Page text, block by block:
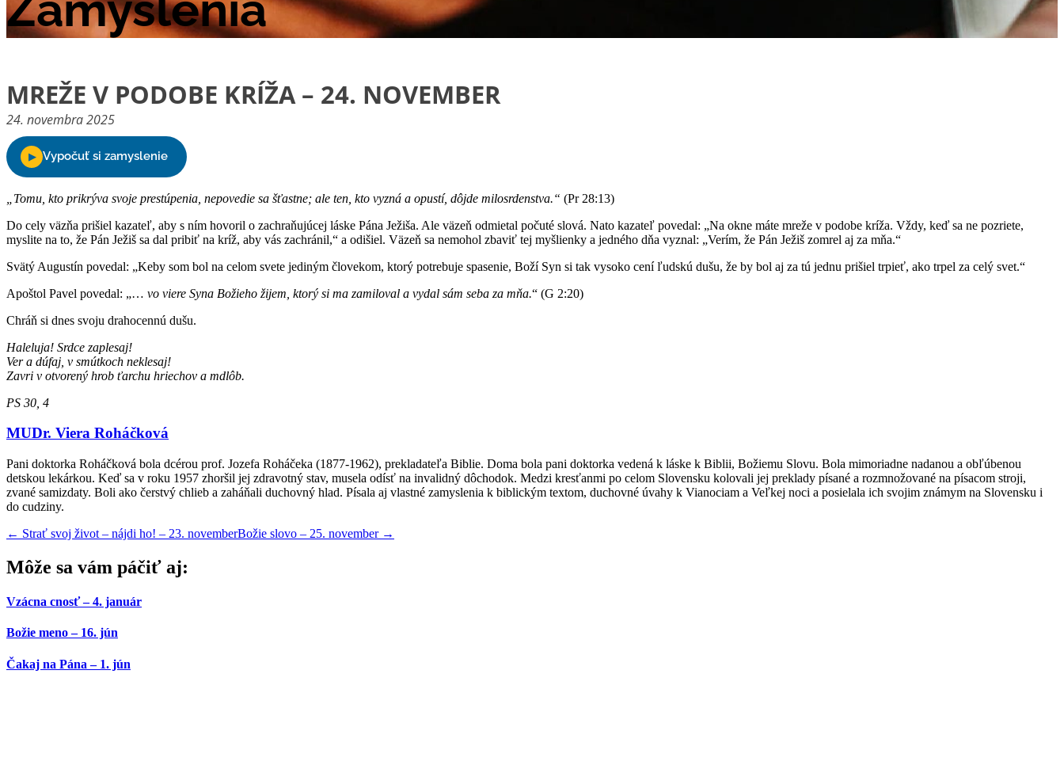
MREŽE V PODOBE KRÍŽA – 24. NOVEMBER
24. novembra 2025
„Tomu, kto prikrýva svoje prestúpenia, nepovedie sa šťastne; ale ten, kto vyzná a opustí, dôjde milosrdenstva.“ (Pr 28:13)
Do cely väzňa prišiel kazateľ, aby s ním hovoril o zachraňujúcej láske Pána Ježiša. Ale väzeň odmietal počuté slová. Nato kazateľ povedal: „Na okne máte mreže v podobe kríža. Vždy, keď sa ne pozriete,
myslite na to, že Pán Ježiš sa dal pribiť na kríž, aby vás zachránil,“ a odišiel. Väzeň sa nemohol zbaviť tej myšlienky a jedného dňa vyznal: „Verím, že Pán Ježiš zomrel aj za mňa.“
Svätý Augustín povedal: „Keby som bol na celom svete jediným človekom, ktorý potrebuje spasenie, Boží Syn si tak vysoko cení ľudskú dušu, že by bol aj za tú jednu prišiel trpieť, ako trpel za celý svet.“
Apoštol Pavel povedal: „… vo viere Syna Božieho žijem, ktorý si ma zamiloval a vydal sám seba za mňa.“ (G 2:20)
Chráň si dnes svoju drahocennú dušu.
Haleluja! Srdce zaplesaj!
Ver a dúfaj, v smútkoch neklesaj!
Zavri v otvorený hrob ťarchu hriechov a mdlôb.
PS 30, 4
MUDr. Viera Roháčková
Pani doktorka Roháčková bola dcérou prof. Jozefa Roháčeka (1877-1962), prekladateľa Biblie. Doma bola pani doktorka vedená k láske k Biblii, Božiemu Slovu. Bola mimoriadne nadanou a obľúbenou
detskou lekárkou. Keď sa v roku 1957 zhoršil jej zdravotný stav, musela odísť na invalidný dôchodok. Medzi kresťanmi po celom Slovensku kolovali jej preklady písané a rozmnožované na písacom stroji,
zvané samizdaty. Boli ako čerstvý chlieb a zaháňali duchovný hlad. Písala aj vlastné zamyslenia k biblickým textom, duchovné úvahy k Vianociam a Veľkej noci a posielala ich svojim známym na Slovensku i
do cudziny.
← Strať svoj život – nájdi ho! – 23. novemberBožie slovo – 25. november →
Môže sa vám páčiť aj:
Vzácna cnosť – 4. január
Božie meno – 16. jún
Čakaj na Pána – 1. jún